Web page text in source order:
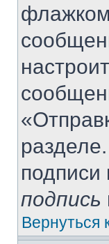
подпись
Вернуться